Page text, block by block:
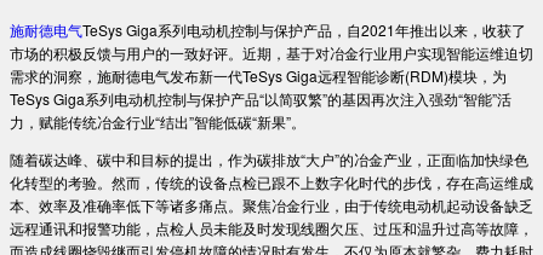
施耐德电气TeSys Giga系列电动机控制与保护产品，自2021年推出以来，收获了
市场的积极反馈与用户的一致好评。近期，基于对冶金行业用户实现智能运维迫切
需求的洞察，施耐德电气发布新一代TeSys Giga远程智能诊断(RDM)模块，为
TeSys Giga系列电动机控制与保护产品“以简驭繁”的基因再次注入强劲“智能”活
力，赋能传统冶金行业“结出”智能低碳“新果”。
随着碳达峰、碳中和目标的提出，作为碳排放“大户”的冶金产业，正面临加快绿色
化转型的考验。然而，传统的设备点检已跟不上数字化时代的步伐，存在高运维成
本、效率及准确率低下等诸多痛点。聚焦冶金行业，由于传统电动机起动设备缺乏
远程通讯和报警功能，点检人员未能及时发现线圈欠压、过压和温升过高等故障，
而造成线圈烧毁继而引发停机故障的情况时有发生，不仅为原本就繁杂、费力耗时